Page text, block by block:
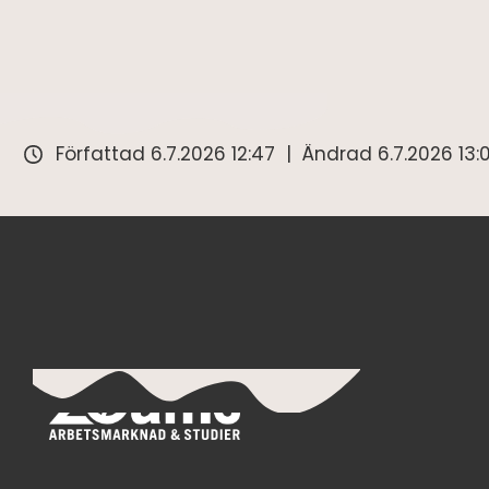
Författad 6.7.2026 12:47 Ändrad 6.7.2026